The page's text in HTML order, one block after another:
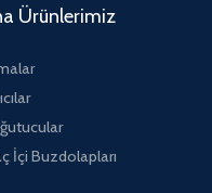
Ürünlerimiz
İçi Buzdolapları